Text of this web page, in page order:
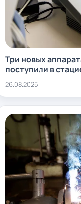
Три новых
поступили в
26.08.2025